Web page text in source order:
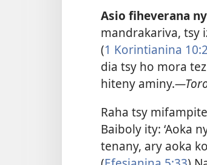
Asio fiheverana
mandrakariva, tsy
(1 Korintianina
dia tsy ho mora
hiteny aminy.
Raha tsy
Baiboly ity: ‘Aoka
tenany, ary aoka